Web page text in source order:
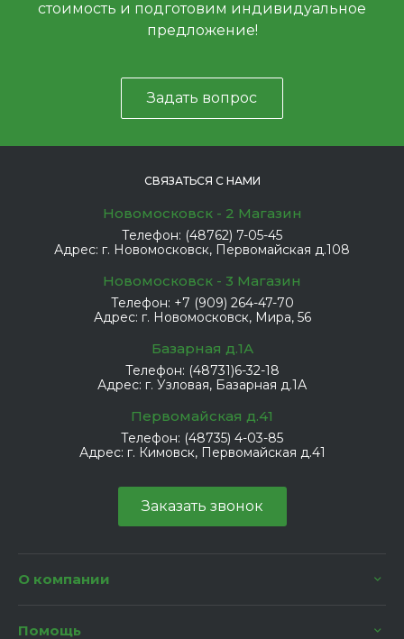
стоимость и подготовим индивидуальное
предложение!
Задать вопрос
СВЯЗАТЬСЯ С НАМИ
Новомосковск - 2 Магазин
Телефон: (48762) 7-05-45
Адрес: г. Новомосковск, Первомайская д.108
Новомосковск - 3 Магазин
Телефон: +7 (909) 264-47-70
Адрес: г. Новомосковск, Мира, 56
Базарная д.1А
Телефон: (48731)6-32-18
Адрес: г. Узловая, Базарная д.1А
Первомайская д.41
Телефон: (48735) 4-03-85
Адрес: г. Кимовск, Первомайская д.41
Заказать звонок
О компании
Помощь